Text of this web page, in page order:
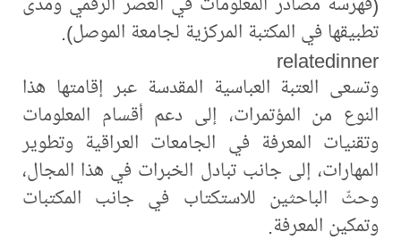
تطبيقها في المكتبة المركزية لجامعة الموصل).
relatedinner
وتسعى العتبة العباسية المقدسة عبر إقامتها هذا
النوع من المؤتمرات، إلى دعم أقسام المعلومات
وتقنيات المعرفة في الجامعات العراقية وتطوير
المهارات، إلى جانب تبادل الخبرات في هذا المجال،
وحثّ الباحثين للاستكتاب في جانب المكتبات
وتمكين المعرفة.